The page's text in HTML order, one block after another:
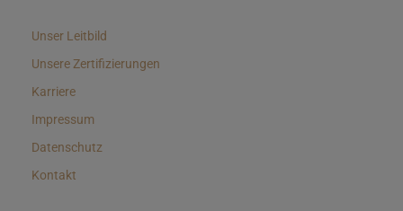
Unser Leitbild
Unsere Zertifizierungen
Karriere
Impressum
Datenschutz
Kontakt